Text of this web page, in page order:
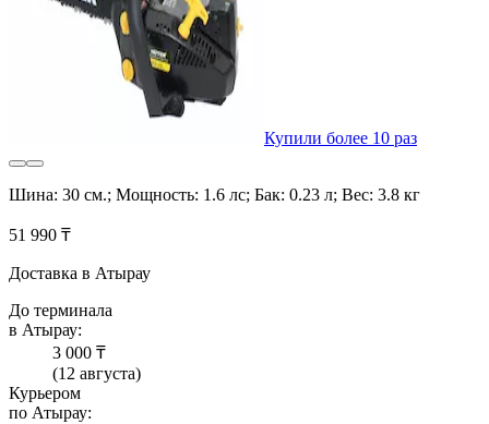
Купили более 10 раз
Шина: 30 см.; Мощность: 1.6 лс; Бак: 0.23 л; Вес: 3.8 кг
51 990 ₸
Доставка в Атырау
До терминала
в Атырау:
3 000 ₸
(12 августа)
Курьером
по Атырау: